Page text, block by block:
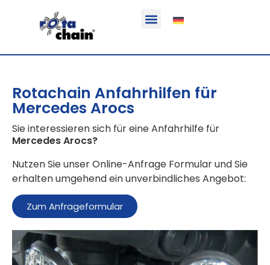
Rotachain Anfahrhilfen für
Mercedes Arocs
Sie interessieren sich für eine Anfahrhilfe für
Mercedes Arocs?
Nutzen Sie unser Online-Anfrage Formular und Sie
erhalten umgehend ein unverbindliches Angebot:
Zum Anfrageformular